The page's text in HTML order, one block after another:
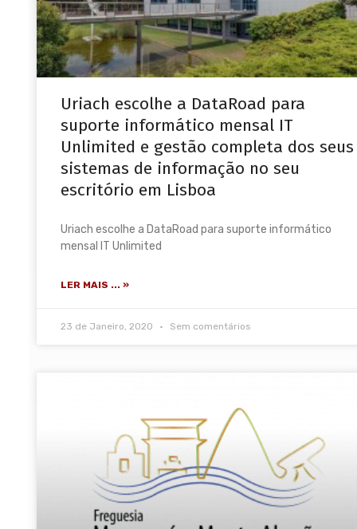
Uriach escolhe a DataRoad para
suporte informático mensal IT
Unlimited e gestão completa dos seus
sistemas de informação no seu
escritório em Lisboa
Uriach escolhe a DataRoad para suporte informático
mensal IT Unlimited
LER MAIS ... »
23 de Janeiro, 2020 Sem comentários